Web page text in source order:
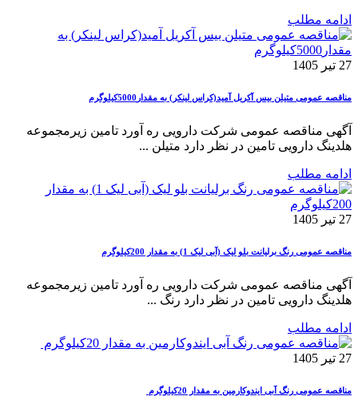
ادامه مطلب
27 تیر 1405
مناقصه عمومی متیلن بیس آکریل آمید(کراس لینکر) به مقدار5000کیلوگرم
آگهی مناقصه عمومی شرکت دارویی ره آورد تامین زیرمجموعه
هلدینگ دارویی تامین در نظر دارد متیلن ...
ادامه مطلب
27 تیر 1405
مناقصه عمومی رنگ برلیانت بلو لیک (آبی لیک 1) به مقدار 200کیلوگرم
آگهی مناقصه عمومی شرکت دارویی ره آورد تامین زیرمجموعه
هلدینگ دارویی تامین در نظر دارد رنگ ...
ادامه مطلب
27 تیر 1405
مناقصه عمومی رنگ آبی ایندوکارمین به مقدار 20کیلوگرم